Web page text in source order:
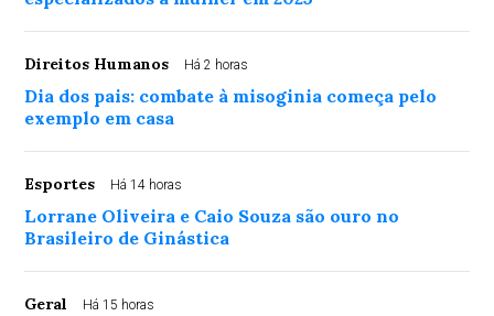
Direitos Humanos Há 2 horas
Dia dos pais: combate à misoginia começa pelo
exemplo em casa
Esportes Há 14 horas
Lorrane Oliveira e Caio Souza são ouro no
Brasileiro de Ginástica
Geral Há 15 horas